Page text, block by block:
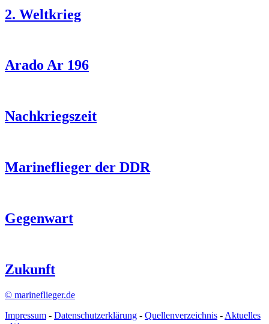
2. Weltkrieg
Arado Ar 196
Nachkriegszeit
Marineflieger der DDR
Gegenwart
Zukunft
© marineflieger.de
Impressum - Datenschutzerklärung - Quellenverzeichnis - Aktuelles